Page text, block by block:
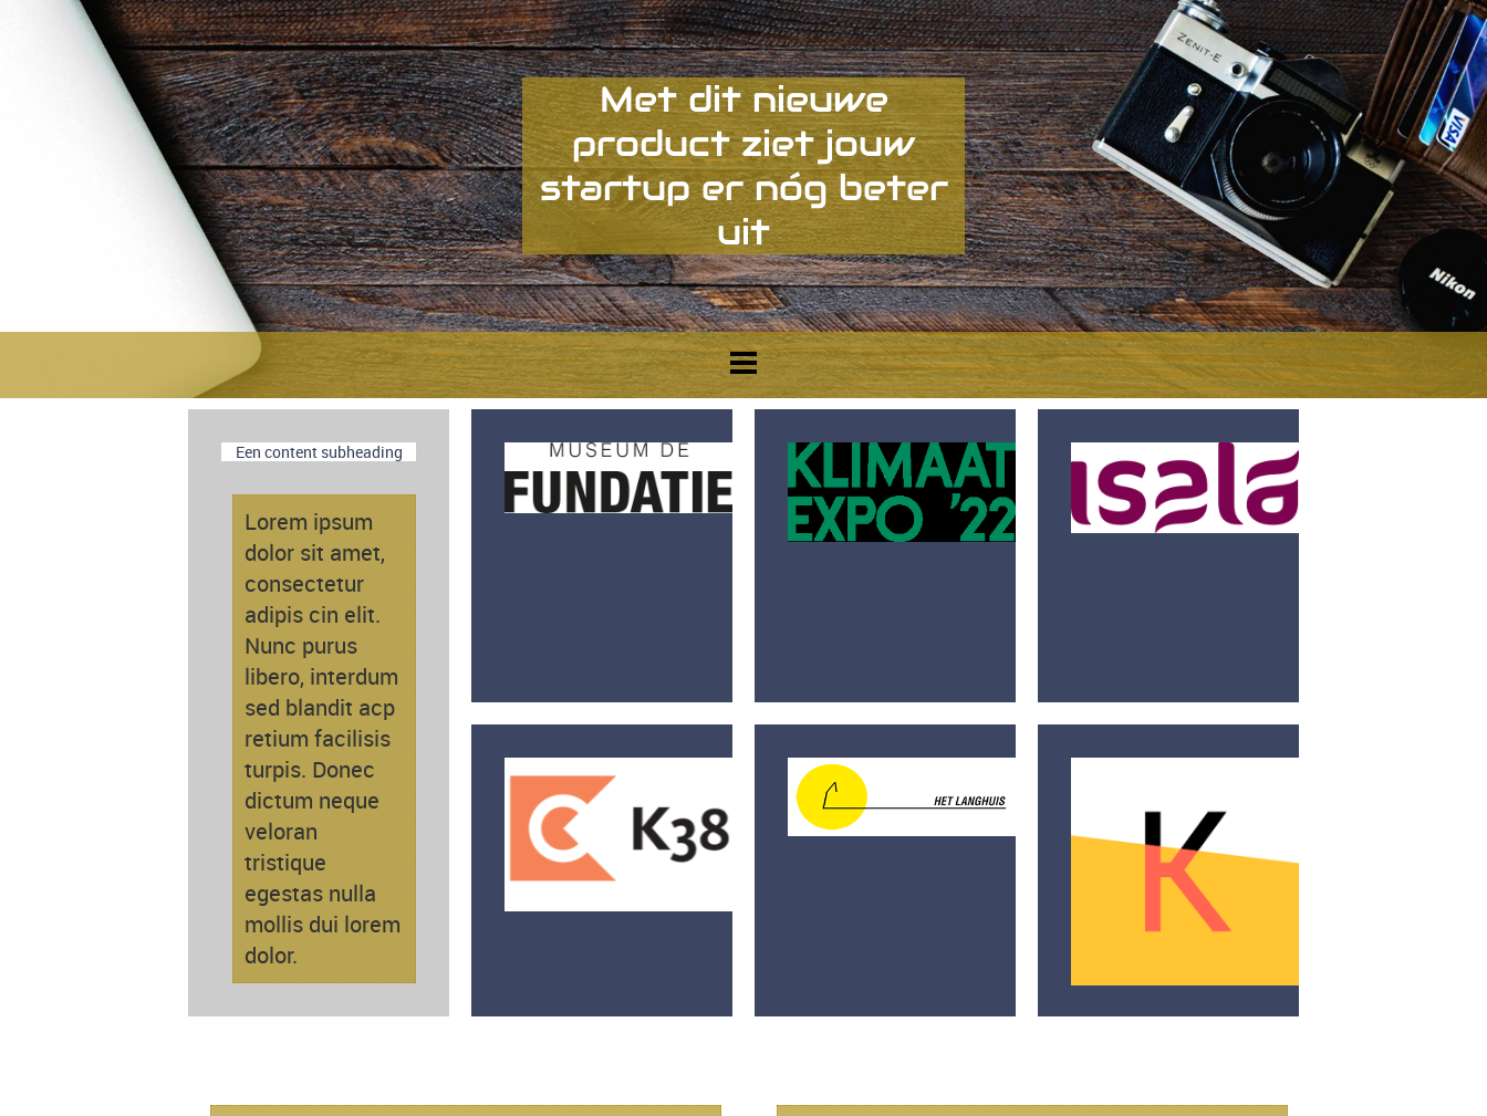
Met dit nieuwe
product ziet jouw
startup er nóg beter
uit
Een content subheading
Lorem ipsum
dolor sit amet,
consectetur
adipis cin elit.
Nunc purus
libero, interdum
sed blandit acp
retium facilisis
turpis. Donec
dictum neque
veloran
tristique
egestas nulla
mollis dui lorem
dolor.